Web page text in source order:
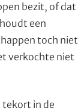
bezit, of dat
een
toch niet
verkochte niet
tekort in de